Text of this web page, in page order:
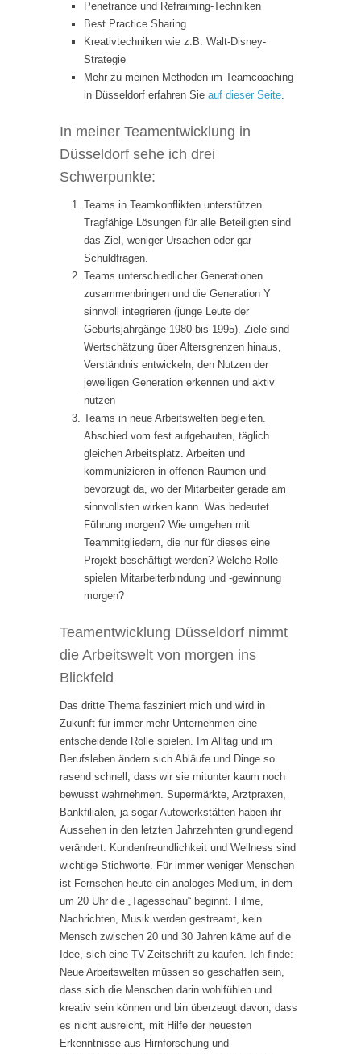
Penetrance und Refraiming-Techniken
Best Practice Sharing
Kreativtechniken wie z.B. Walt-Disney-
Strategie
Mehr zu meinen Methoden im Teamcoaching
in Düsseldorf erfahren Sie auf dieser Seite.
In meiner Teamentwicklung in
Düsseldorf sehe ich drei
Schwerpunkte:
Teams in Teamkonflikten unterstützen.
Tragfähige Lösungen für alle Beteiligten sind
das Ziel, weniger Ursachen oder gar
Schuldfragen.
Teams unterschiedlicher Generationen
zusammenbringen und die Generation Y
sinnvoll integrieren (junge Leute der
Geburtsjahrgänge 1980 bis 1995). Ziele sind
Wertschätzung über Altersgrenzen hinaus,
Verständnis entwickeln, den Nutzen der
jeweiligen Generation erkennen und aktiv
nutzen
Teams in neue Arbeitswelten begleiten.
Abschied vom fest aufgebauten, täglich
gleichen Arbeitsplatz. Arbeiten und
kommunizieren in offenen Räumen und
bevorzugt da, wo der Mitarbeiter gerade am
sinnvollsten wirken kann. Was bedeutet
Führung morgen? Wie umgehen mit
Teammitgliedern, die nur für dieses eine
Projekt beschäftigt werden? Welche Rolle
spielen Mitarbeiterbindung und -gewinnung
morgen?
Teamentwicklung Düsseldorf nimmt
die Arbeitswelt von morgen ins
Blickfeld
Das dritte Thema fasziniert mich und wird in
Zukunft für immer mehr Unternehmen eine
entscheidende Rolle spielen. Im Alltag und im
Berufsleben ändern sich Abläufe und Dinge so
rasend schnell, dass wir sie mitunter kaum noch
bewusst wahrnehmen. Supermärkte, Arztpraxen,
Bankfilialen, ja sogar Autowerkstätten haben ihr
Aussehen in den letzten Jahrzehnten grundlegend
verändert. Kundenfreundlichkeit und Wellness sind
wichtige Stichworte. Für immer weniger Menschen
ist Fernsehen heute ein analoges Medium, in dem
um 20 Uhr die „Tagesschau“ beginnt. Filme,
Nachrichten, Musik werden gestreamt, kein
Mensch zwischen 20 und 30 Jahren käme auf die
Idee, sich eine TV-Zeitschrift zu kaufen. Ich finde:
Neue Arbeitswelten müssen so geschaffen sein,
dass sich die Menschen darin wohlfühlen und
kreativ sein können und bin überzeugt davon, dass
es nicht ausreicht, mit Hilfe der neuesten
Erkenntnisse aus Hirnforschung und